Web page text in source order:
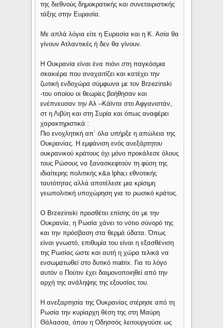
της διεθνούς δημοκρατικής και συνεταιριστικής
τάξης στην Ευρασία.
Με απλά λόγια είτε η Ευρασία και η Κ. Ασία θα
γίνουν Ατλαντικές ή δεν θα γίνουν.
Η Ουκρανία είναι ένα πιόνι στη παγκόσμια
σκακιέρα που αναχαιτίζει και κατέχει την
ζωτική ενδοχώρα σύμφωνα με τον Brzezinski
-του οποίου οι θεωρίες βοήθησαν και
ενέπνευσαν την Αλ –Κάϊντα στο Αφγανιστάν,
στ η Λιβύη και στη Συρία και όπως αναφέρει
χαρακτηριστικά :
Πιο ενοχλητική απ΄ όλα υπήρξε η απώλεια της
Ουκρανίας. Η εμφάνιση ενός ανεξάρτητου
ουκρανικού κράτους όχι μόνο προκάλεσε όλους
τους Ρώσους να ξανασκεφτούν τη φύση της
ιδιαίτερης πολιτικής κ&a lpha;ι εθνοτικής
ταυτότητας αλλά αποτέλεσε μια κρίσιμη
γεωπολιτική υποχώρηση για το ρωσικό κράτος.
Ο Brzezinski προσθέτει επίσης ότι με την
Ουκρανία, η Ρωσία χάνει το νότιο σύνορό της
και την πρόσβαση στα θερμά ύδατα. Όπως
είναι γνωστό, επιθυμία του είναι η εξασθένιση
της Ρωσίας ώστε και αυτή η χώρα τελικά να
ενσωματωθεί στο δυτικό matrix. Για το λόγο
αυτόν ο Πούτιν έχει δαιμονοποιηθεί από την
αρχή της ανάληψης της εξουσίας του.
Η ανεξαρτησία της Ουκρανίας στέρησε από τη
Ρωσία την κυρίαρχη θέση της στη Μαύρη
Θάλασσα, όπου η Οδησσός λειτουργούσε ως